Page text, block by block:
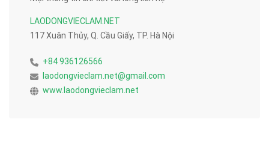
LAODONGVIECLAM.NET
117 Xuân Thủy, Q. Cầu Giấy, TP. Hà Nội
+84 936126566
laodongvieclam.net@gmail.com
www.laodongvieclam.net